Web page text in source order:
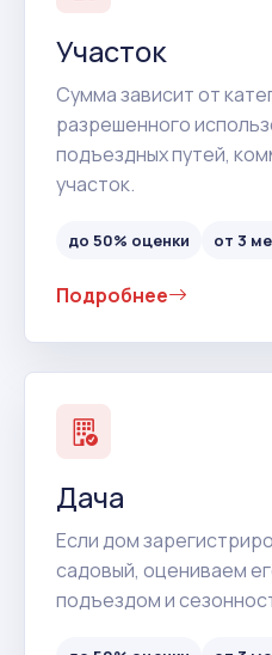
Участок
Сумма зависит от
разрешенного
подъездных путей,
участок.
до 50% оценки от 3
Подробнее
Дача
Если дом
садовый, оцениваем
подъездом и